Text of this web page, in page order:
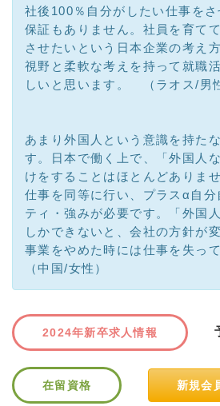
社後100％自分がしたい仕事をさ
保証もありません。社員を育て
させたいという日本企業の考え
視野と柔軟な考えを持って就職
しいと思います。 （ラオス/男
あまり外国人という意識を持た
す。日本で働く上で、「外国人
けをすることはほとんどありま
仕事を同等に行い、プラスα自分
ティ・強みが必要です。「外国
しかできないと、会社の方針が
事業をやめた時には仕事を失っ
（中国/女性）
2024年新卒求人情報
在留資格 新規会